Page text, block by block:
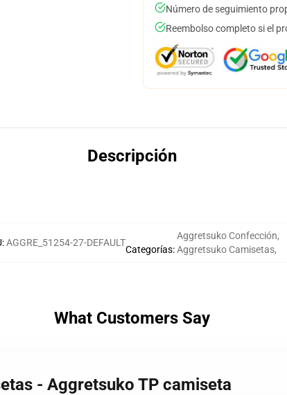
Número de seguimiento
Reembolso completo si el
Descripción
:AGGRE_51254-27-DEFAULT
Categorías:
Aggretsuko Confección,
Aggretsuko Camisetas,
What Customers Say
- Aggretsuko TP camiseta